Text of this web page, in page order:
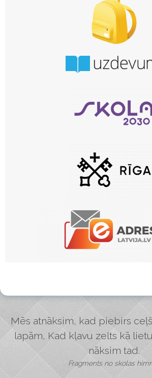
Mēs atnāksim, kad piebirs
lapām, Kad kļavu zelts kā
nāksim tad.
Fragments no skolas